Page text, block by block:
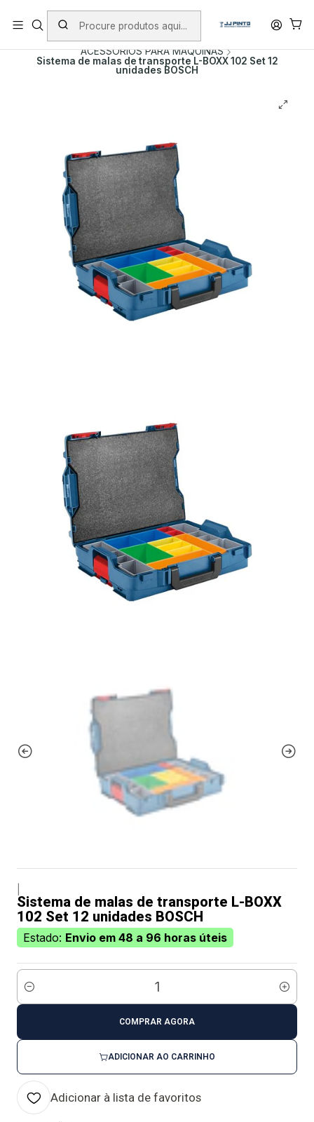
PORTES INCLUÍDOS EM ENCOMENDAS +75€ (excepto ilhas)
Início PRODUTOS
ACESSÓRIOS
ACESSORIOS PARA MAQUINAS
Sistema de malas de transporte L-BOXX 102 Set 12
unidades BOSCH
Sistema de malas de transporte L-BOXX
102 Set 12 unidades BOSCH
Estado: Envio em 48 a 96 horas úteis
Quantidade
ADICIONAR AO CARRINHO
COMPRAR AGORA
Adicionar à lista de favoritos